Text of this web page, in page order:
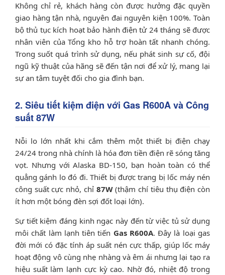
Không chỉ rẻ, khách hàng còn được hưởng đặc quyền
giao hàng tận nhà, nguyên đai nguyên kiện 100%. Toàn
bộ thủ tục kích hoạt bảo hành điện tử 24 tháng sẽ được
nhân viên của Tổng kho hỗ trợ hoàn tất nhanh chóng.
Trong suốt quá trình sử dụng, nếu phát sinh sự cố, đội
ngũ kỹ thuật của hãng sẽ đến tận nơi để xử lý, mang lại
sự an tâm tuyệt đối cho gia đình bạn.
2. Siêu tiết kiệm điện với Gas R600A và Công
suất 87W
Nỗi lo lớn nhất khi cắm thêm một thiết bị điện chạy
24/24 trong nhà chính là hóa đơn tiền điện rẽ sóng tăng
vọt. Nhưng với Alaska BD-150, bạn hoàn toàn có thể
quẳng gánh lo đó đi. Thiết bị được trang bị lốc máy nén
công suất cực nhỏ, chỉ 87W(thậm chí tiêu thụ điện còn
ít hơn một bóng đèn sợi đốt loại lớn).
Sự tiết kiệm đáng kinh ngạc này đến từ việc tủ sử dụng
môi chất làm lạnh tiên tiến Gas R600A. Đây là loại gas
đời mới có đặc tính áp suất nén cực thấp, giúp lốc máy
hoạt động vô cùng nhẹ nhàng và êm ái nhưng lại tạo ra
hiệu suất làm lạnh cực kỳ cao. Nhờ đó, nhiệt độ trong